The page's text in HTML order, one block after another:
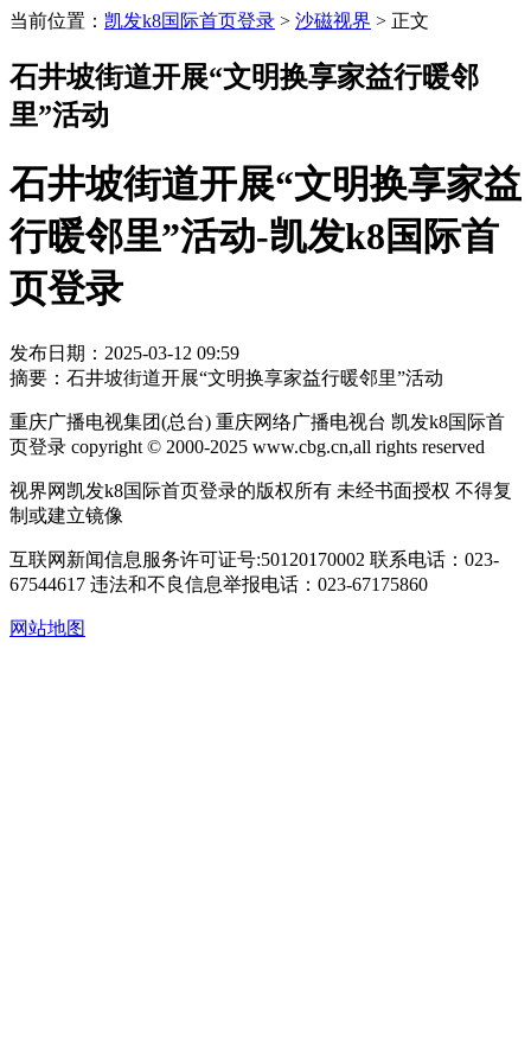
当前位置： 凯发k8国际首页登录 > 沙磁视界 > 正文
石井坡街道开展“文明换享家益行暖邻
里”活动
石井坡街道开展“文明换享家益
行暖邻里”活动-凯发k8国际首
页登录
发布日期：2025-03-12 09:59
摘要：石井坡街道开展“文明换享家益行暖邻里”活动
重庆广播电视集团(总台) 重庆网络广播电视台 凯发k8国际首
页登录 copyright © 2000-2025 www.cbg.cn,all rights reserved
视界网凯发k8国际首页登录的版权所有 未经书面授权 不得复
制或建立镜像
互联网新闻信息服务许可证号:50120170002 联系电话：023-
67544617 违法和不良信息举报电话：023-67175860
网站地图